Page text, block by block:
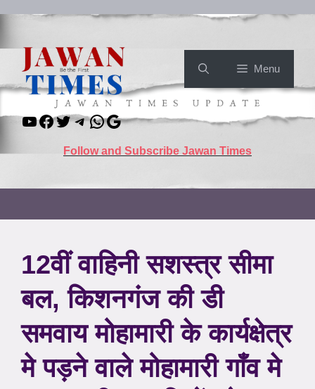
content
Menu
YouTube
Facebook
TwitterTelegram
WhatsApp
Google
Follow and Subscribe Jawan Times
12वीं वाहिनी सशस्त्र सीमा
बल, किशनगंज की डी
समवाय मोहामारी के कार्यक्षेत्र
मे पड़ने वाले मोहामारी गाँव मे